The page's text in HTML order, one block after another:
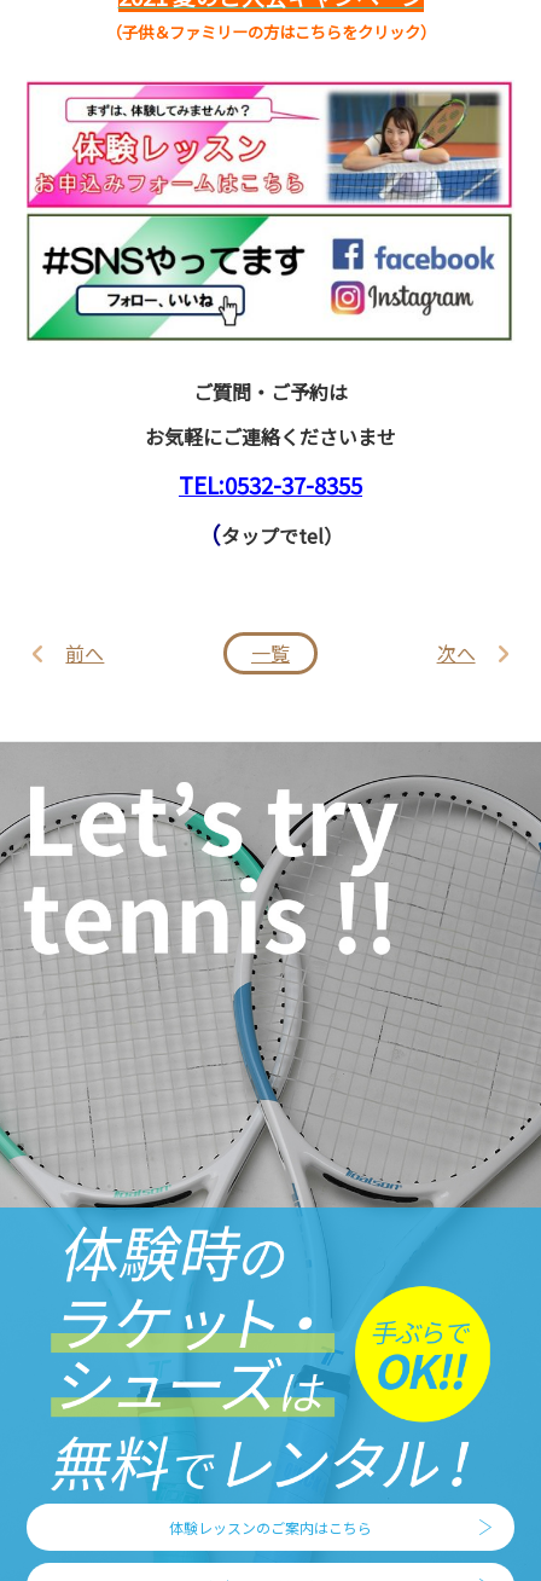
（子供＆ファミリーの方はこちらをクリック）
ご質問・ご予約は
お気軽にご連絡くださいませ
TEL:0532-37-8355
（タップでtel）
前へ 一覧 次へ
体験レッスンのご案内はこちら